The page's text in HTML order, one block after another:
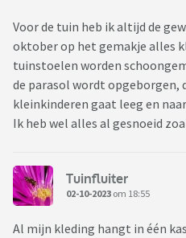
Voor de tuin heb ik altijd de
oktober op het gemakje alles
tuinstoelen worden
de parasol wordt opgeborgen,
kleinkinderen gaat leeg en
Ik heb wel alles al gesnoeid
Tuinfluiter
02-10-2023 om 18:55
Al mijn kleding hangt in één